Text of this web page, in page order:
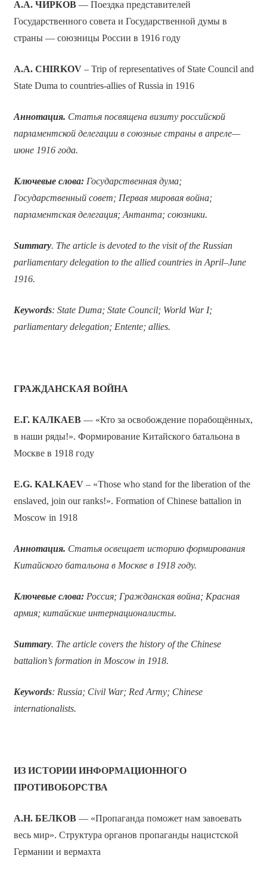
А.А. ЧИРКОВ— Поездка представителей
Государственного совета и Государственной думы в
страны — союзницы России в 1916 году
A.A. CHIRKOV– Trip of representatives of State Council and
State Duma to countries-allies of Russia in 1916
Аннотация. Статья посвящена визиту российской
парламентской делегации в союзные страны в апреле—
июне 1916 года.
Ключевые слова:Государственная дума;
Государственный совет; Первая мировая война;
парламентская делегация; Антанта; союзники.
Summary. The article is devoted to the visit of the Russian
parliamentary delegation to the allied countries in April–June
1916.
Keywords: State Duma; State Council; World War I;
parliamentary delegation; Entente; allies.
ГРАЖДАНСКАЯ ВОЙНА
Е.Г. КАЛКАЕВ— «Кто за освобождение порабощённых,
в наши ряды!». Формирование Китайского батальона в
Москве в 1918 году
E.G. KALKAEV– «Those who stand for the liberation of the
enslaved, join our ranks!». Formation of Chinese battalion in
Moscow in 1918
Аннотация. Статья освещает историю формирования
Китайского батальона в Москве в 1918 году.
Ключевые слова:Россия; Гражданская война; Красная
армия; китайские интернационалисты.
Summary. The article covers the history of the Chinese
battalion’s formation in Moscow in 1918.
Keywords: Russia; Civil War; Red Army; Chinese
internationalists.
ИЗ ИСТОРИИ ИНФОРМАЦИОННОГО
ПРОТИВОБОРСТВА
А.Н. БЕЛКОВ— «Пропаганда поможет нам завоевать
весь мир». Структура органов пропаганды нацистской
Германии и вермахта